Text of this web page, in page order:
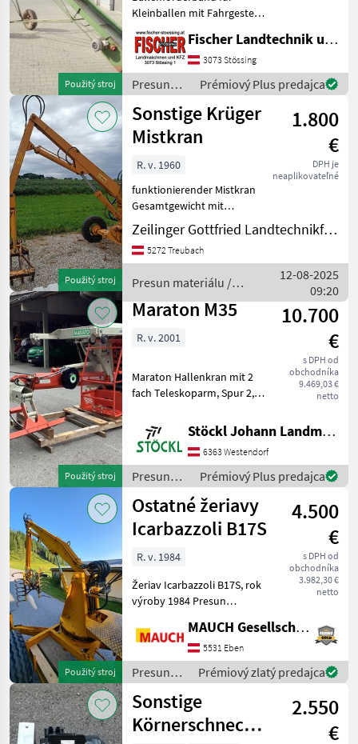
Použitý stroj
Kleinballen mit Fahrgestell
Länge 7, 5m E Motor 380 V
Voll funktionsfähig
Kommen sie vorbei, das
Team der Firma Fischer
zeigt Ihnen das
Fischer Landtechnik und Kfz KG
3073 Stössing
Presun
materiálu
/ Sonstige
Prémiový Plus predajca
Použitý stroj
Sonstige Krüger
Mistkran
1.800
€
DPH je
neaplikovateľné
R. v. 1960
funktionierender Mistkran
Gesamtgewicht mit
Belastung: 1390 Ölfüllung:
25-28Liter Achslast 2800kg
Höchstgeschwindigkeit: 6
materiálu
Zeilinger Gottfried Landtechnikfachbetrieb
5272 Treubach
Presun materiálu /
Sonstige
12-08-2025
09:20
Použitý stroj
Maraton M35
10.700
€
s DPH od
obchodníka
9.469,03 €
netto
R. v. 2001
Maraton Hallenkran mit 2
fach Teleskoparm, Spur 2,
Fußpedale,
Schoppeinrichtung,
Reichweite ca, 7, 5m,
Standort Westendorf (A)
Presun materi
Stöckl Johann Landmaschinen GesmbH & Co KG
6363 Westendorf
Presun
materiálu
/ Maraton
Prémiový Plus predajca
Použitý stroj
Ostatné žeriavy
Icarbazzoli B17S
4.500
€
s DPH od
obchodníka
3.982,30 €
netto
R. v. 1984
Žeriav Icarbazzoli B17S, rok
výroby 1984 Presun
nakladače
MAUCH Gesellschaft m.b.H. & Co.KG, Eben
5531 Eben
Presun
materiálu
/ Sonstige
Prémiový zlatý predajca
Sonstige
Körnerschnecke
2.550
€